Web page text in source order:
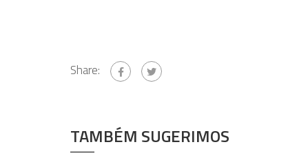
Share:
TAMBÉM SUGERIMOS